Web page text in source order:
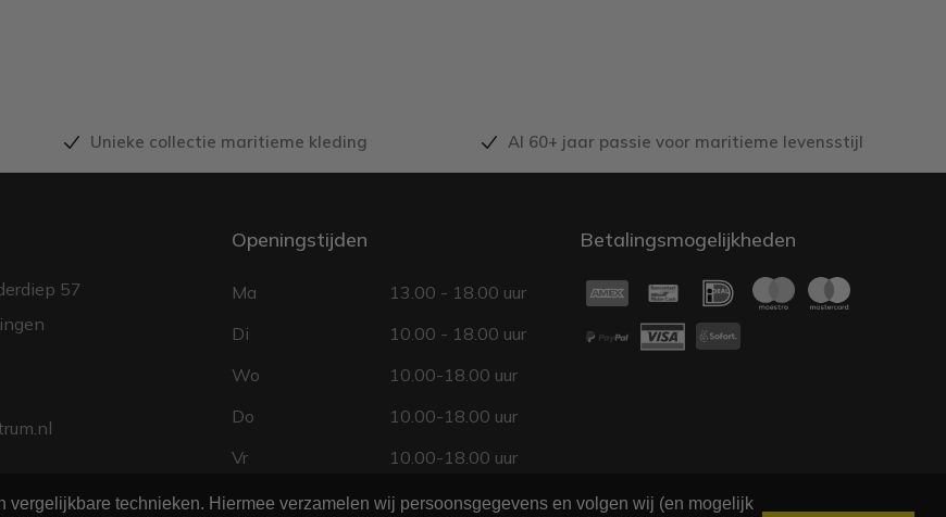
vergelijkbare technieken. Hiermee verzamelen wij persoonsgegevens en volgen wij (en mogelijk
Unieke collectie maritieme kleding Al 60+ jaar passie voor maritieme levensstijl
57
Openingstijden
Ma
13.00 - 18.00 uur
Di
10.00 - 18.00 uur
Wo
10.00-18.00 uur
Do
10.00-18.00 uur
Vr
10.00-18.00 uur
Za
10.00 - 17.00 uur
Betalingsmogelijkheden